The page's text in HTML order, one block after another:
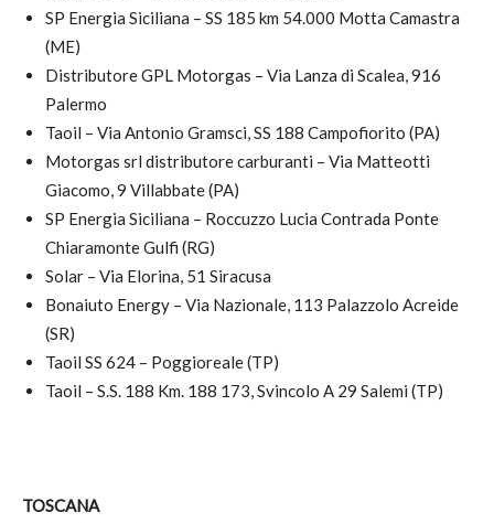
SP Energia Siciliana – SS 185 km 54.000 Motta Camastra
(ME)
Distributore GPL Motorgas – Via Lanza di Scalea, 916
Palermo
Taoil – Via Antonio Gramsci, SS 188 Campofiorito (PA)
Motorgas srl distributore carburanti – Via Matteotti
Giacomo, 9 Villabbate (PA)
SP Energia Siciliana – Roccuzzo Lucia Contrada Ponte
Chiaramonte Gulfi (RG)
Solar – Via Elorina, 51 Siracusa
Bonaiuto Energy – Via Nazionale, 113 Palazzolo Acreide
(SR)
Taoil SS 624 – Poggioreale (TP)
Taoil – S.S. 188 Km. 188 173, Svincolo A 29 Salemi (TP)
TOSCANA